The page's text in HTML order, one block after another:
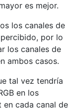
es mejor.
los canales de
por lo
los canales de
ambos casos.
tal vez tendría
en los
cada canal de